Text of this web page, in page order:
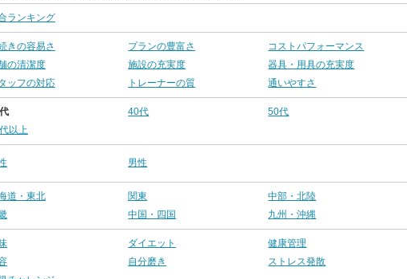
ランキング
きの容易さ プランの豊富さ
コストパフォーマンス
の清潔度
施設の充実度
器具・用具の充実度
ッフの対応
トレーナーの質 通いやすさ
40代
50代
以上
男性
道・東北 関東
中部・北陸
中国・四国 九州・沖縄
ダイエット
健康管理
自分磨き
ストレス発散